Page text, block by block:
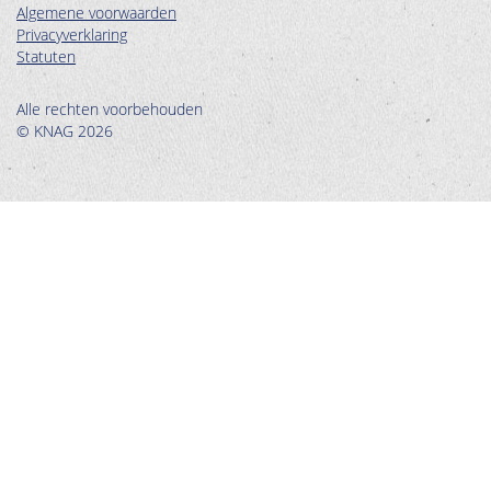
Algemene voorwaarden
Privacyverklaring
Statuten
Alle rechten voorbehouden
© KNAG 2026